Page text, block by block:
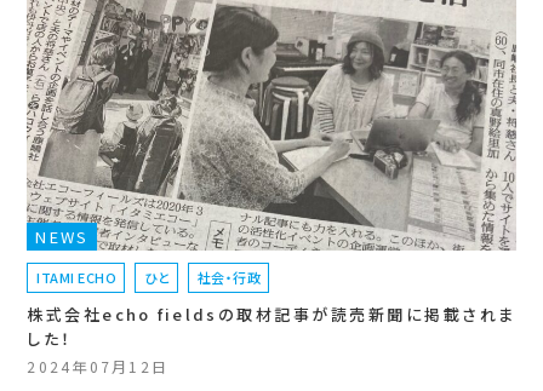
NEWS
ITAMI ECHO ひと 社会・行政
株式会社echo fieldsの取材記事が読売新聞に掲載されま
した！
2024年07月12日